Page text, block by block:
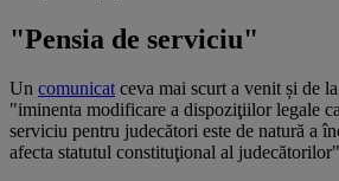
"Pensia de serviciu"
Un comunicatceva mai scurt a venit și de
"iminenta modificare a dispoziţiilor legale
serviciu pentru judecători este de natură a
afecta statutul constituţional al